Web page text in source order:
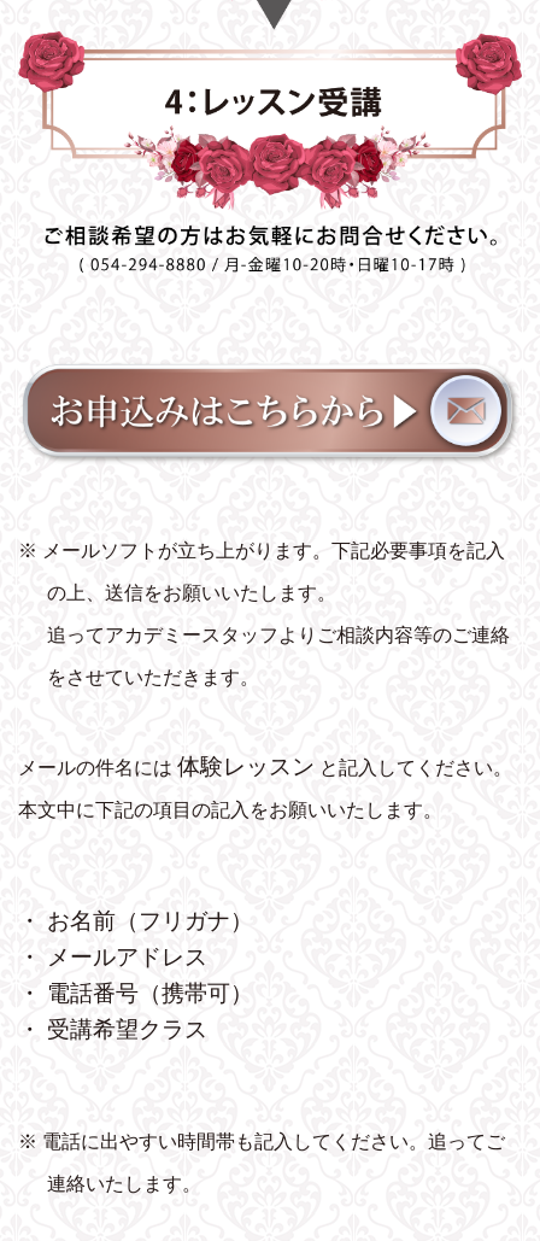
※ メールソフトが立ち上がります。下記必要事項を記入
の上、送信をお願いいたします。
追ってアカデミースタッフよりご相談内容等のご連絡
をさせていただきます。
メールの件名には 体験レッスン と記入してください。
本文中に下記の項目の記入をお願いいたします。
・ お名前（フリガナ）
・ メールアドレス
・ 電話番号（携帯可）
・ 受講希望クラス
※ 電話に出やすい時間帯も記入してください。追ってご
連絡いたします。